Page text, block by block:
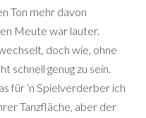
Ton mehr davon
Meute war lauter.
doch wie, ohne
schnell genug zu sein.
für ‘n Spielverderber ich
Tanzfläche, aber der